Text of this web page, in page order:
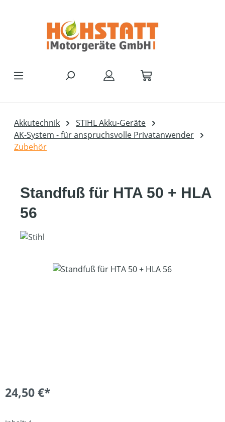
Akkutechnik
STIHL Akku-Geräte
AK-System - für anspruchsvolle Privatanwender
Zubehör
Standfuß für HTA 50 + HLA
56
Bildergalerie überspringen
24,50 €*